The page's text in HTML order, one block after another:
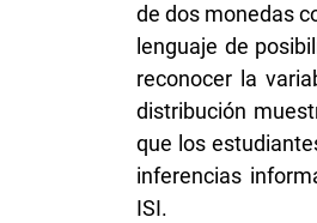
de dos monedas
lenguaje de
reconocer la
distribución
que los
inferencias
ISI.